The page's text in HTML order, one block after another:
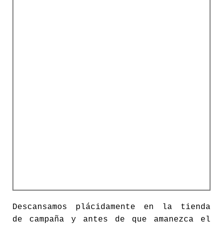
Descansamos plácidamente en la tienda
de campaña y antes de que amanezca el